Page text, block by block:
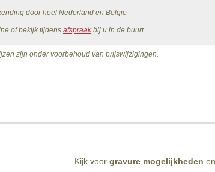
door heel Nederland en België
of bekijk tijdens afspraakbij u in de buurt
zijn onder voorbehoud van prijswijzigingen.
Kijk voor gravure mogelijkheden